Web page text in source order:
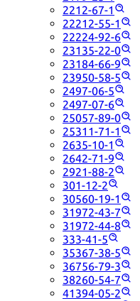
2212-67-1
22212-55-1
22224-92-6
23135-22-0
23184-66-9
23950-58-5
2497-06-5
2497-07-6
25057-89-0
25311-71-1
2635-10-1
2642-71-9
2921-88-2
301-12-2
30560-19-1
31972-43-7
31972-44-8
333-41-5
35367-38-5
36756-79-3
38260-54-7
41394-05-2